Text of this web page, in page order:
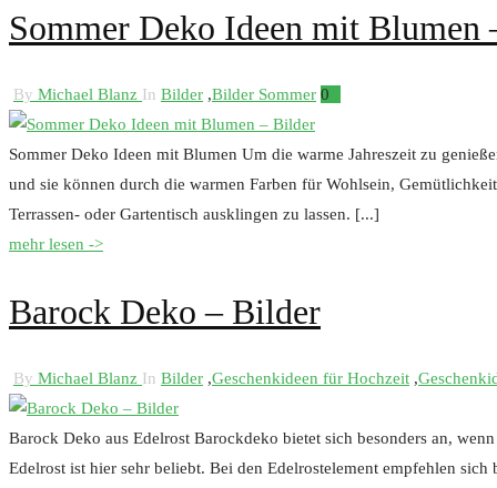
Sommer Deko Ideen mit Blumen
By Michael Blanz In Bilder ,Bilder Sommer 0
Sommer Deko Ideen mit Blumen Um die warme Jahreszeit zu
und sie können durch die warmen Farben für Wohlsein,
Terrassen- oder Gartentisch ausklingen zu lassen. [...]
mehr lesen ->
Barock Deko – Bilder
By Michael Blanz In Bilder ,Geschenkideen für Hochzeit ,
Barock Deko aus Edelrost Barockdeko bietet sich besonders an,
Edelrost ist hier sehr beliebt. Bei den Edelrostelement empfehlen